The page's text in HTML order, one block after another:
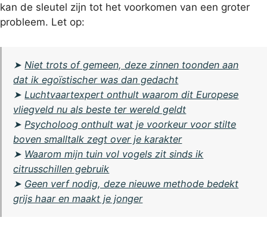
kan de sleutel zijn tot het voorkomen van een groter
probleem. Let op:
➤ Niet trots of gemeen, deze zinnen toonden aan
dat ik egoïstischer was dan gedacht
➤ Luchtvaartexpert onthult waarom dit Europese
vliegveld nu als beste ter wereld geldt
➤ Psycholoog onthult wat je voorkeur voor stilte
boven smalltalk zegt over je karakter
➤ Waarom mijn tuin vol vogels zit sinds ik
citrusschillen gebruik
➤ Geen verf nodig, deze nieuwe methode bedekt
grijs haar en maakt je jonger